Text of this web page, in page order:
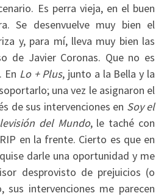
Es perra vieja, en el buen
Se desenvuelve muy bien el
y, para mí, lleva muy bien las
de Javier Coronas. Que no es
En Lo + Plus, junto a la Bella y la
una vez le asignaron el
de sus intervenciones en Soy el
del Mundo, le taché con
en la frente. Cierto es que en
darle una oportunidad y me
desprovisto de prejuicios (o
sus intervenciones me parecen